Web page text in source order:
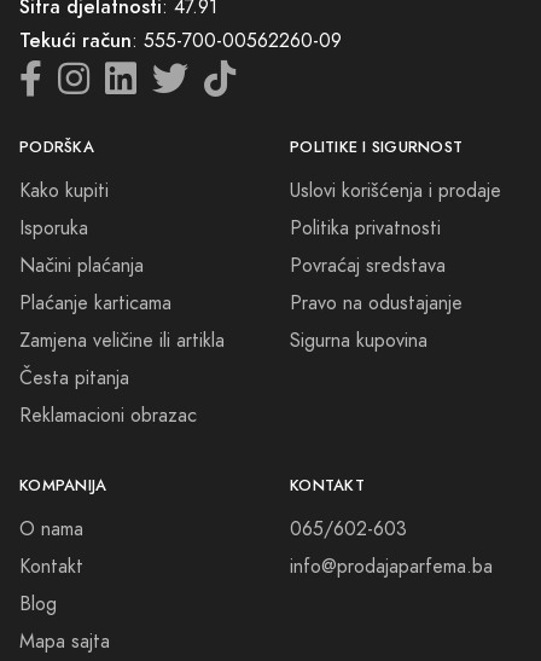
Šifra djelatnosti: 47.91
Tekući račun: 555-700-00562260-09
PODRŠKA
Kako kupiti
Isporuka
Načini plaćanja
Plaćanje karticama
Zamjena veličine ili artikla
Česta pitanja
Reklamacioni obrazac
POLITIKE I SIGURNOST
Uslovi korišćenja i prodaje
Politika privatnosti
Povraćaj sredstava
Pravo na odustajanje
Sigurna kupovina
KOMPANIJA
O nama
Kontakt
Blog
Mapa sajta
KONTAKT
065/602-603
info@prodajaparfema.ba